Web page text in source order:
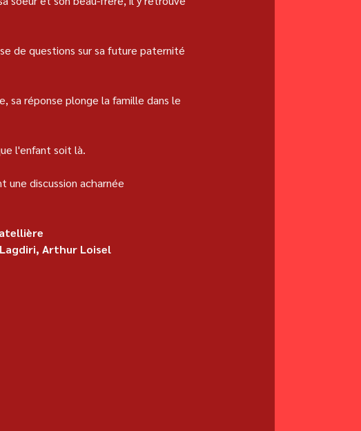
de questions sur sa future paternité
sa réponse plonge la famille dans le
l'enfant soit là.
une discussion acharnée
Arthur Loisel